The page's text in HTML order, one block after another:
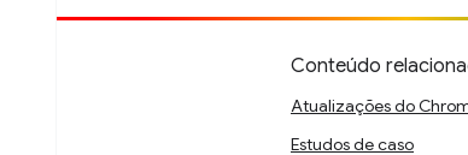
Conteúdo
Atualizações do
Estudos de caso